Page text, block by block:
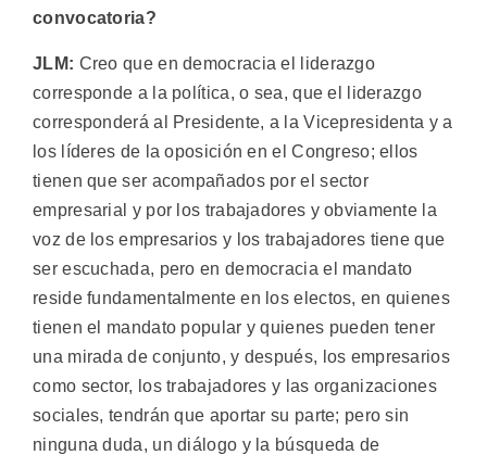
convocatoria?
JLM: Creo que en democracia el liderazgo
corresponde a la política, o sea, que el liderazgo
corresponderá al Presidente, a la Vicepresidenta y a
los líderes de la oposición en el Congreso; ellos
tienen que ser acompañados por el sector
empresarial y por los trabajadores y obviamente la
voz de los empresarios y los trabajadores tiene que
ser escuchada, pero en democracia el mandato
reside fundamentalmente en los electos, en quienes
tienen el mandato popular y quienes pueden tener
una mirada de conjunto, y después, los empresarios
como sector, los trabajadores y las organizaciones
sociales, tendrán que aportar su parte; pero sin
ninguna duda, un diálogo y la búsqueda de